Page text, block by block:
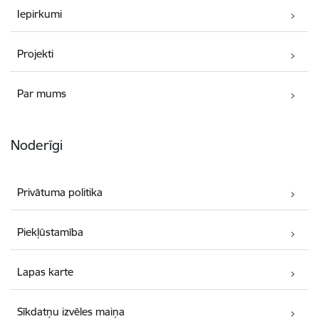
Iepirkumi
Projekti
Par mums
Noderīgi
Privātuma politika
Piekļūstamība
Lapas karte
Sīkdatņu izvēles maiņa